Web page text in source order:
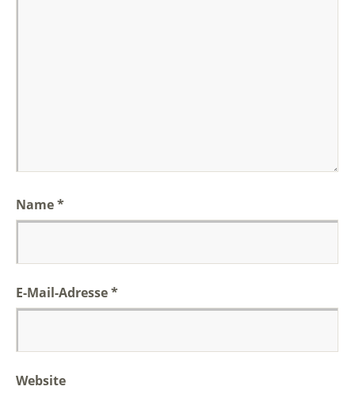
Name*
E-Mail-Adresse*
Website